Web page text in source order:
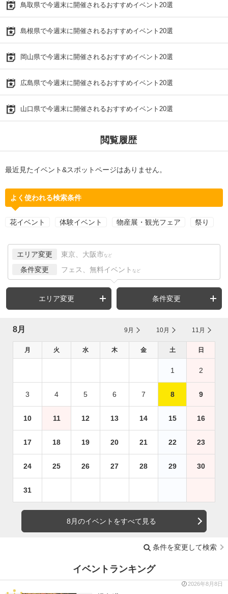
鳥取県で今週末に開催されるおすすめイベント20選
島根県で今週末に開催されるおすすめイベント20選
岡山県で今週末に開催されるおすすめイベント20選
広島県で今週末に開催されるおすすめイベント20選
山口県で今週末に開催されるおすすめイベント20選
閲覧履歴
最近見たイベント&スポットページはありません。
よく使われる検索条件
花イベント 体験イベント 物産展・観光フェア 祭り
エリア変更 東京、大阪市 など
条件変更 フェス、無料イベント など
エリア変更 条件変更
8月 9月 10月 11月
月 火 水 木 金 土 日
1 2
3 4 5 6 7 8 9
10 11 12 13 14 15 16
17 18 19 20 21 22 23
24 25 26 27 28 29 30
31
8月のイベントをすべて見る
条件を変更して検索
イベントランキング
2026年8月8日